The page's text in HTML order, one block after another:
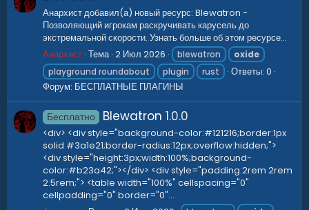
Анархист добавил(а) новый ресурс: Blewatron -
Позволяющий игрокам раскручивать карусель до
экстремальной скорости. Узнать больше об этом ресурсе...
Анархист Тема 2 Июл 2026 blewatron
oxide
playground roundabout
plugin rust
Ответы: 0
Форум: БЕСПЛАТНЫЕ ПЛАГИНЫ
Бесплатно Blewatron 1.0.0
<div> <div style="background-color:#121216;border:1px
solid #3a1e21;border-radius:12px;overflow:hidden;">
<div style="height:3px;width:100%;background-
color:#b23a42;"></div> <div style="padding:2rem 2rem
2.5rem;"> <table width="100%" cellspacing="0"
cellpadding="0" border="0"...